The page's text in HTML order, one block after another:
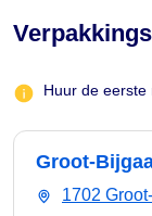
Huur de
Groot-
1702